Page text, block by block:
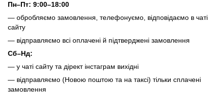
Пн–Пт: 9:00–18:00
— обробляємо замовлення, телефонуємо, відповідаємо в чаті
сайту
— відправляємо всі оплачені й підтверджені замовлення
Сб–Нд:
— у чаті сайту та дірект інстаграм вихідні
— відправляємо (Новою поштою та на таксі) тільки сплачені
замовлення